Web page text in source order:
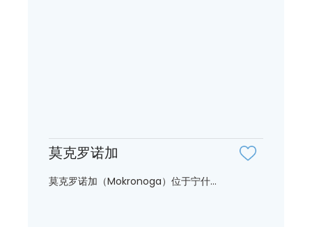
莫克罗诺加
莫克罗诺加（Mokronoga）位于宁什...